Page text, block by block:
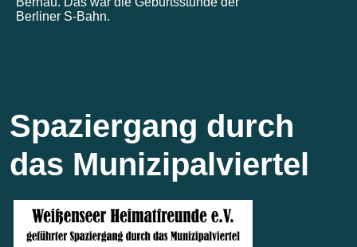
Spaziergang durch
das Munizipalviertel